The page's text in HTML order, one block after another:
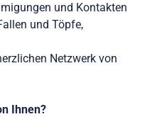
und Kontakten
und Töpfe,
Netzwerk von
Ihnen?